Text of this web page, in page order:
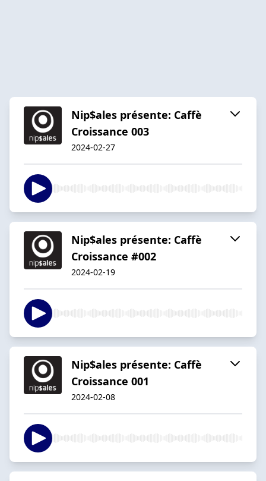
Nip$ales présente: Caffè
Croissance 003
2024-02-27
Nip$ales présente: Caffè
Croissance #002
2024-02-19
Nip$ales présente: Caffè
Croissance 001
2024-02-08